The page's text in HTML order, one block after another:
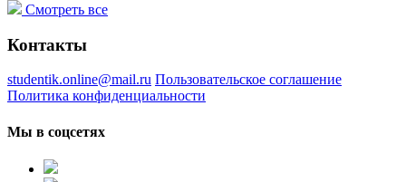
Смотреть все
Контакты
studentik.online@mail.ru Пользовательское соглашение
Политика конфиденциальности
Мы в соцсетях